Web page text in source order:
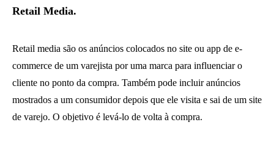
Retail Media.
Retail media são os anúncios colocados no site ou app de e-
commerce de um varejista por uma marca para influenciar o
cliente no ponto da compra. Também pode incluir anúncios
mostrados a um consumidor depois que ele visita e sai de um site
de varejo. O objetivo é levá-lo de volta à compra.